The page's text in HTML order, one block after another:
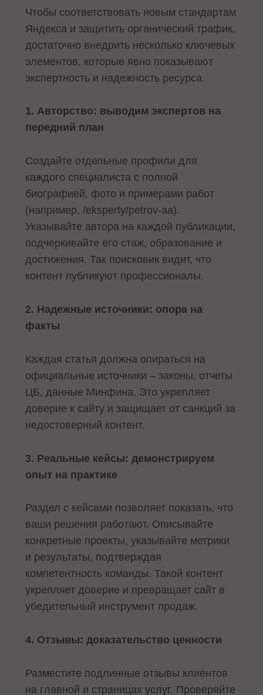
Чтобы соответствовать новым стандартам
Яндекса и защитить органический трафик,
достаточно внедрить несколько ключевых
элементов, которые явно показывают
экспертность и надежность ресурса.
1. Авторство: выводим экспертов на
передний план
Создайте отдельные профили для
каждого специалиста с полной
биографией, фото и примерами работ
(например, /eksperty/petrov-aa).
Указывайте автора на каждой публикации,
подчеркивайте его стаж, образование и
достижения. Так поисковик видит, что
контент публикуют профессионалы.
2. Надежные источники: опора на
факты
Каждая статья должна опираться на
официальные источники – законы, отчеты
ЦБ, данные Минфина. Это укрепляет
доверие к сайту и защищает от санкций за
недостоверный контент.
3. Реальные кейсы: демонстрируем
опыт на практике
Раздел с кейсами позволяет показать, что
ваши решения работают. Описывайте
конкретные проекты, указывайте метрики
и результаты, подтверждая
компетентность команды. Такой контент
укрепляет доверие и превращает сайт в
убедительный инструмент продаж.
4. Отзывы: доказательство ценности
Разместите подлинные отзывы клиентов
на главной и страницах услуг. Проверяйте